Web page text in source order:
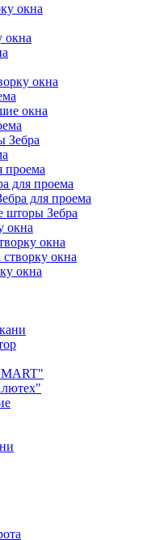
окна
окна
окна
окна
Зебра
проема
для проема
для проема
шторы Зебра
окна
окна
окна
окна